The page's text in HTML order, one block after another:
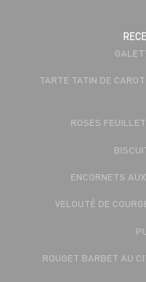
TARTE TATIN DE
ROSES
ENCORNETS
VELOUTÉ DE
ROUGET BARBET AU